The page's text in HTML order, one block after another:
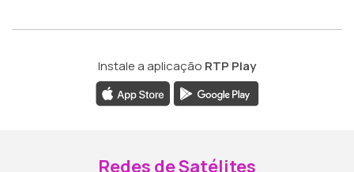
Instale a aplicação RTP Play
Redes de Satélites